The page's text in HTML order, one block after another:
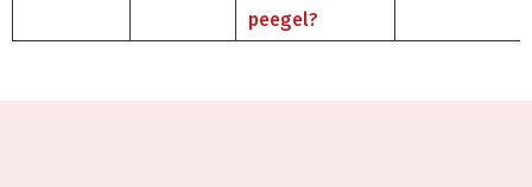
peegel?